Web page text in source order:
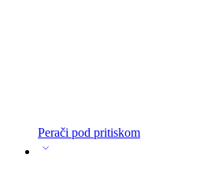
Perači pod pritiskom